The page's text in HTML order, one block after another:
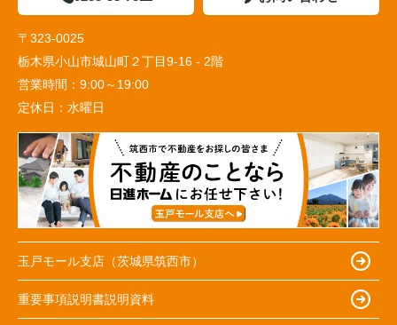
〒323-0025
栃木県小山市城山町２丁目9-16 - 2階
営業時間： 9:00～19:00
定休日： 水曜日
玉戸モール支店（茨城県筑西市）
重要事項説明書説明資料